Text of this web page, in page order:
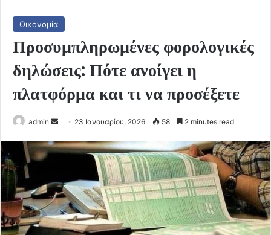
Οικονομία
Προσυμπληρωμένες φορολογικές
δηλώσεις: Πότε ανοίγει η
πλατφόρμα και τι να προσέξετε
admin
Send
email
23 Ιανουαρίου, 2026 58 2 minutes read